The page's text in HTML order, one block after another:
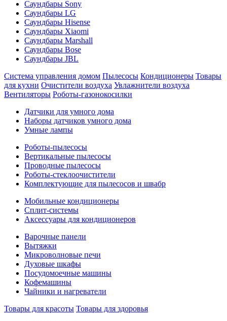
Саундбары Sony
Саундбары LG
Саундбары Hisense
Саундбары Xiaomi
Саундбары Marshall
Саундбары Bose
Саундбары JBL
Система управления домом Пылесосы Кондиционеры Товары
для кухни Очистители воздуха Увлажнители воздуха
Вентиляторы Роботы-газонокосилки
Датчики для умного дома
Наборы датчиков умного дома
Умные лампы
Роботы-пылесосы
Вертикальные пылесосы
Проводные пылесосы
Роботы-стеклоочистители
Комплектующие для пылесосов и швабр
Мобильные кондиционеры
Сплит-системы
Аксессуары для кондиционеров
Варочные панели
Вытяжки
Микроволновые печи
Духовые шкафы
Посудомоечные машины
Кофемашины
Чайники и нагреватели
Товары для красоты Товары для здоровья